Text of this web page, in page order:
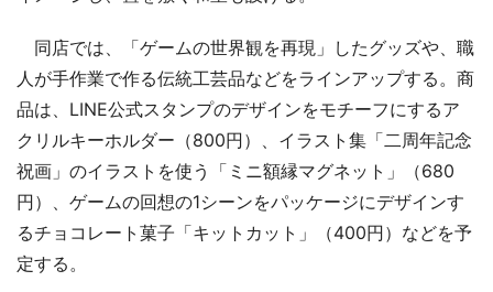
同店では、「ゲームの世界観を再現」したグッズや、職
人が手作業で作る伝統工芸品などをラインアップする。商
品は、LINE公式スタンプのデザインをモチーフにするア
クリルキーホルダー（800円）、イラスト集「二周年記念
祝画」のイラストを使う「ミニ額縁マグネット」（680
円）、ゲームの回想の1シーンをパッケージにデザインす
るチョコレート菓子「キットカット」（400円）などを予
定する。